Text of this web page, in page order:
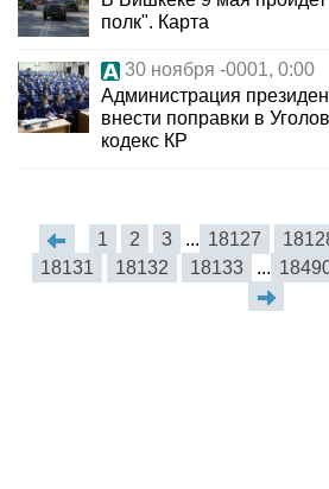
полк". Карта
30 ноября -0001, 0:00
Администрация
внести поправки в
кодекс КР
1 2 3 ... 18127
18131
18132 18133 ...